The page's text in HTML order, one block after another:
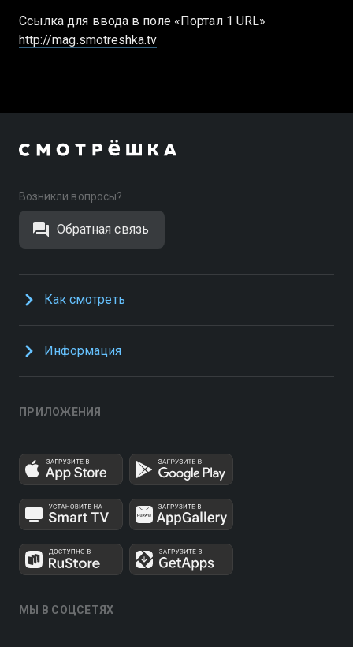
Cсылка для ввода в поле «Портал 1 URL»
http://mag.smotreshka.tv
Возникли вопросы?
Обратная связь
Как смотреть
Информация
ПРИЛОЖЕНИЯ
МЫ В СОЦСЕТЯХ